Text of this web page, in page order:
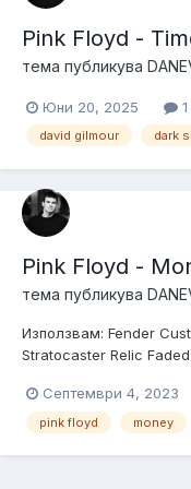
Pink Floyd -
тема публикува
Юни 20, 2025
david gilmour dark
Pink Floyd -
тема публикува
Използвам: Fender
Stratocaster Relic
Double Barrel V.4 TC
Flint V.2 Старал съм се
Септември 4, 2023
pink floyd money